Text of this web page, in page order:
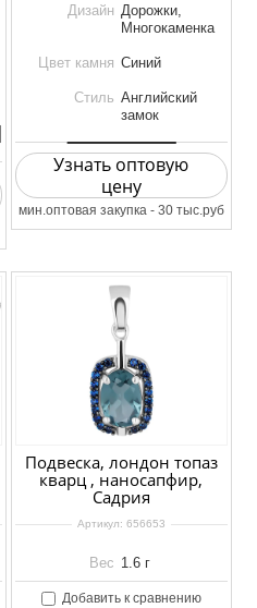
Дизайн Дорожки,
Многокаменка
Цвет камня Синий
Стиль Английский
замок
Узнать оптовую
цену
мин.оптовая закупка - 30 тыс.руб
Подвеска, лондон топаз
кварц , наносапфир,
Садрия
Артикул: 656653
Вес 1.6 г
Добавить к сравнению